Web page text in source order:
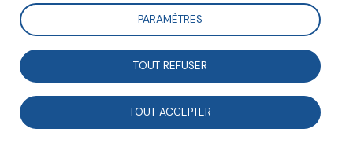
Cet échange s’inscrit dans le cadre de la 2e journée
d’étude de la Fonda « Vers une société de
l’engagement ? Dynamiques & Ruptures ». Animé par
Hannah Olivetti, cheffe de projet prospective de la
PARAMÈTRES
TOUT REFUSER
TOUT ACCEPTER